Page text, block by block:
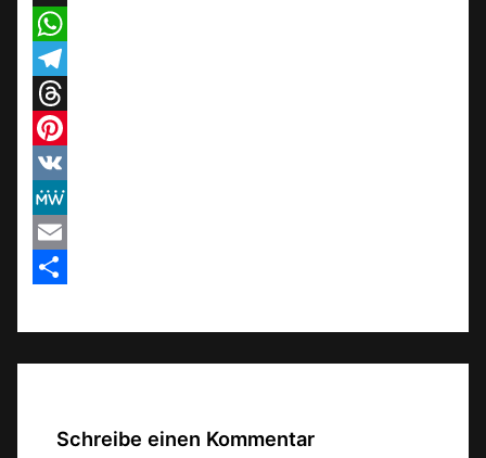
X
WhatsApp
Telegram
Threads
Pinterest
VK
MeWe
Email
Schreibe einen Kommentar